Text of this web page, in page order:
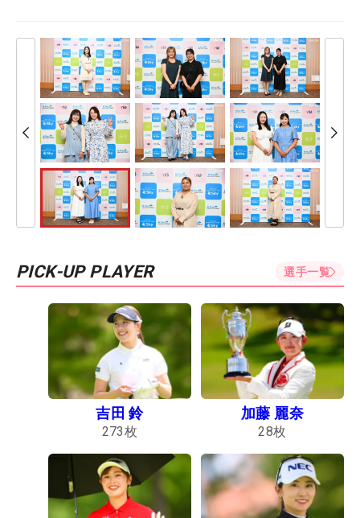
PICK-UP PLAYER 選手一覧
吉田 鈴
273枚
加藤 麗奈
28枚